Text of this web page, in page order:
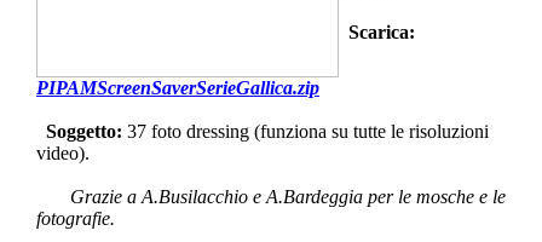
Scarica:
PIPAMScreenSaverSerieGallica.zip
Soggetto: 37 foto dressing (funziona su tutte le risoluzioni
video).
Grazie a A.Busilacchio e A.Bardeggia per le mosche e le
fotografie.